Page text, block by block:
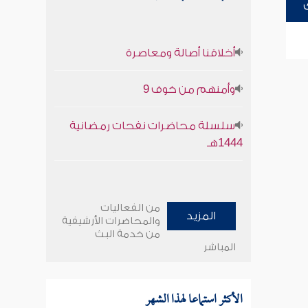
أخلاقنا أصالة ومعاصرة
وأمنهم من خوف 9
سلسلة محاضرات نفحات رمضانية
1444هـ
المزيد
من الفعاليات
والمحاضرات الأرشيفية
من خدمة البث
المباشر
الأكثر استماعا لهذا الشهر